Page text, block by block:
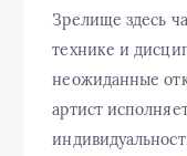
Зрелище здесь
технике и
неожиданные
артист